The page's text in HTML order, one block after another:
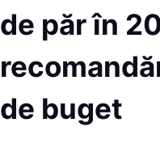
de păr în
de buget